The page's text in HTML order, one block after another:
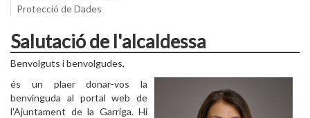
Protecció de Dades
Salutació de l'alcaldessa
Benvolguts i benvolgudes,
és un plaer donar-vos la
benvinguda al portal web de
l'Ajuntament de la Garriga. Hi